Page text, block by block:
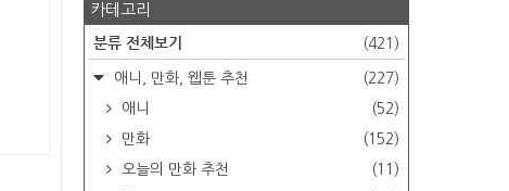
카테고리
분류 전체보기 (421)
애니, 만화, 웹툰 추천
(227)
애니
(52)
만화
(152)
오늘의 만화 추천
(11)